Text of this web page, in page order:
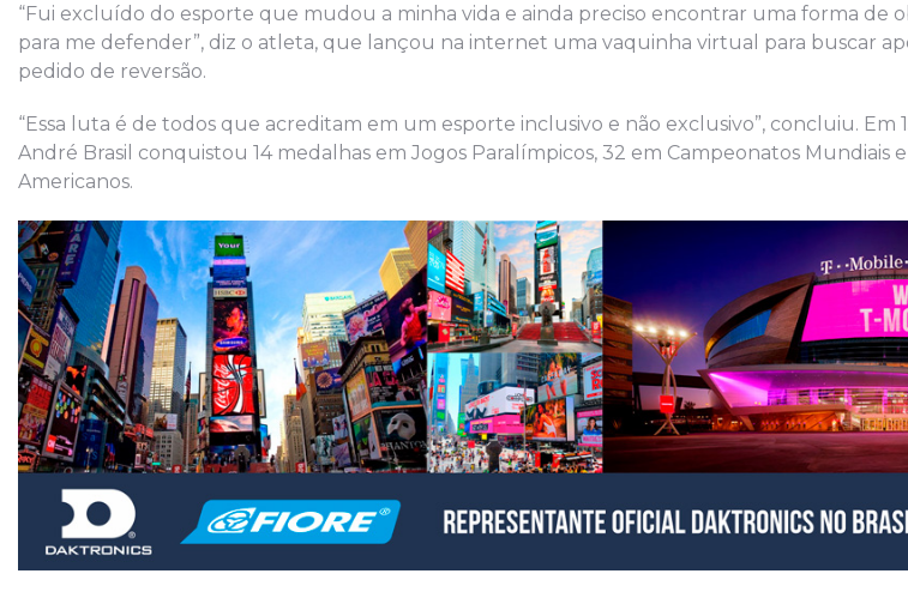
“Fui excluído do esporte que mudou a minha vida e ainda preciso encontrar uma forma de
para me defender”, diz o atleta, que lançou na internet uma vaquinha virtual para buscar
pedido de reversão.
“Essa luta é de todos que acreditam em um esporte inclusivo e não exclusivo”, concluiu. Em
André Brasil conquistou 14 medalhas em Jogos Paralímpicos, 32 em Campeonatos Mundiais
Americanos.